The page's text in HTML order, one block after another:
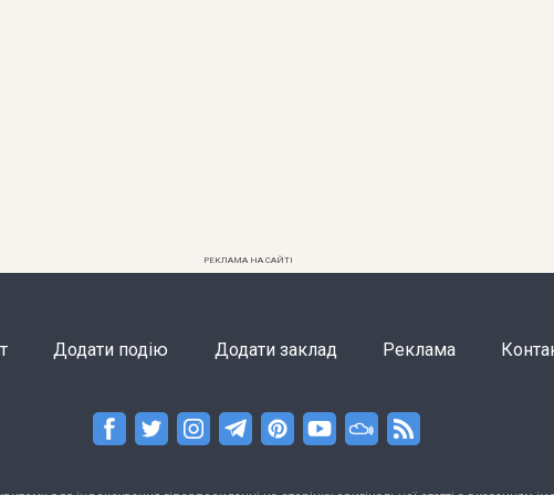
РЕКЛАМА НА САЙТІ
Додати подію Додати заклад Реклама